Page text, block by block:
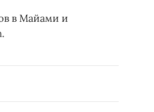
в Майами и